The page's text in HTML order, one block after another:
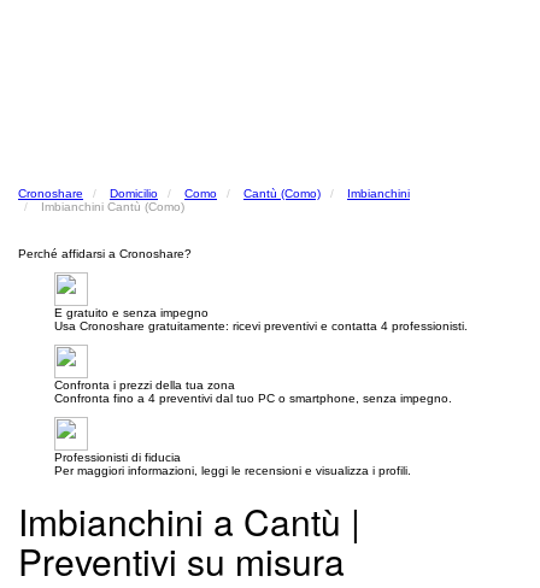
Cronoshare Domicilio Como Cantù (Como)
Imbianchini
Imbianchini Cantù (Como)
Perché affidarsi a Cronoshare?
E gratuito e senza impegno
Usa Cronoshare gratuitamente: ricevi preventivi e contatta 4 professionisti.
Confronta i prezzi della tua zona
Confronta fino a 4 preventivi dal tuo PC o smartphone, senza impegno.
Professionisti di fiducia
Per maggiori informazioni, leggi le recensioni e visualizza i profili.
Imbianchini a Cantù |
Preventivi su misura